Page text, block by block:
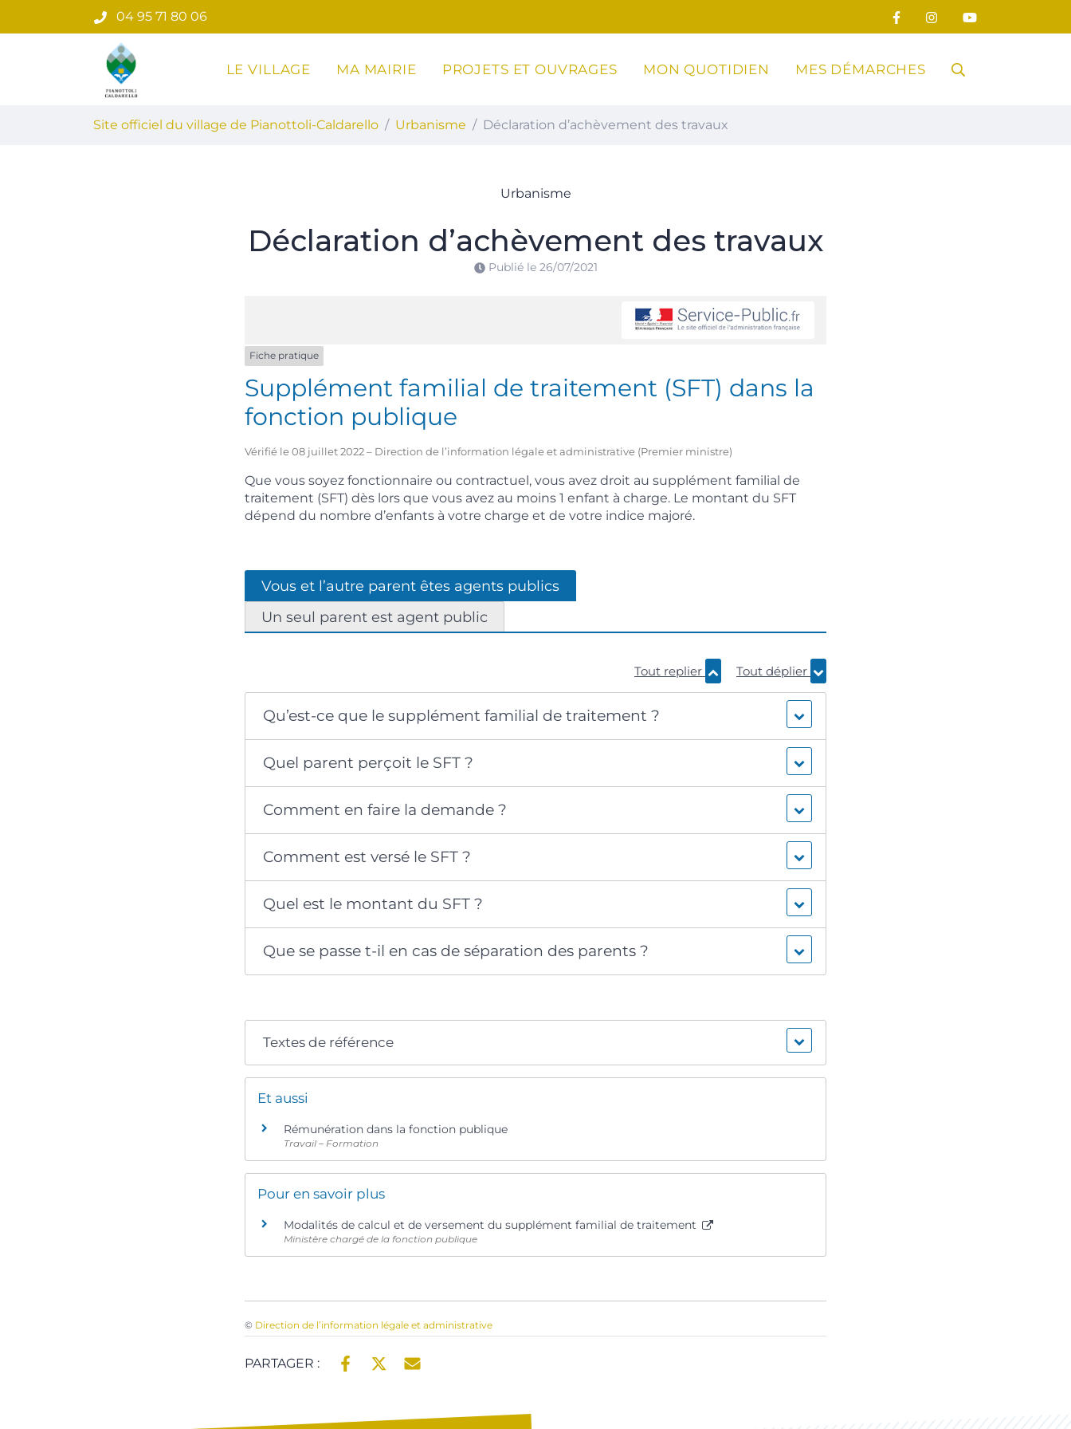
au
04 95 71 80 06
Site officiel du village de Pianottoli-Caldarello
LE VILLAGE MA MAIRIE PROJETS ET OUVRAGES MON QUOTIDIEN MES DÉMARCHES RECHERCHE
Site officiel du village de Pianottoli-Caldarello Urbanisme Déclaration d’achèvement des travaux
Urbanisme
Déclaration d’achèvement des travaux
Publié le 26/07/2021
Fiche pratique
Supplément familial de traitement (SFT) dans la
fonction publique
Vérifié le 08 juillet 2022 – Direction de l’information légale et administrative (Premier ministre)
Que vous soyez fonctionnaire ou contractuel, vous avez droit au supplément familial de
traitement (SFT) dès lors que vous avez au moins 1 enfant à charge. Le montant du SFT
dépend du nombre d’enfants à votre charge et de votre indice majoré.
Vous et l’autre parent êtes agents publics
Un seul parent est agent public
Tout replier Tout déplier
Qu’est-ce que le supplément familial de traitement ?
Quel parent perçoit le SFT ?
Comment en faire la demande ?
Comment est versé le SFT ?
Quel est le montant du SFT ?
Que se passe t-il en cas de séparation des parents ?
Textes de référence
Et aussi
Rémunération dans la fonction publique
Travail – Formation
Pour en savoir plus
Modalités de calcul et de versement du supplément familial de traitement
Ministère chargé de la fonction publique
© Direction de l’information légale et administrative
PARTAGER :